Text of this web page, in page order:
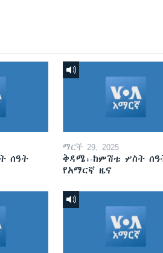
ሰዓት
ማርች 29, 2025
ቅዳሜ፡-ከምሽቱ ሦስት
የአማርኛ ዜና